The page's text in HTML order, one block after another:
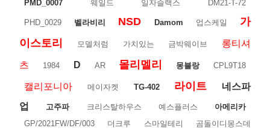
PMD_0007
웨일드 일자슬랙스 DM21-T-72
PHD_0029 벨라비리 NSD Damom 업스케일
가
이스토리
모델처럼 가치있는 금박웨이브 롱티셔
츠 1984 D AR 몰리멜리 몽블랑 CPL9T18
캘리포니아 메이자켓 TG-402 라이트
네스파
업
고주파 크리스탈하우스 예스플러스
아메리카
GP/2021FW/DF/003
더크루 스마일테리
곰돌이디몽스데